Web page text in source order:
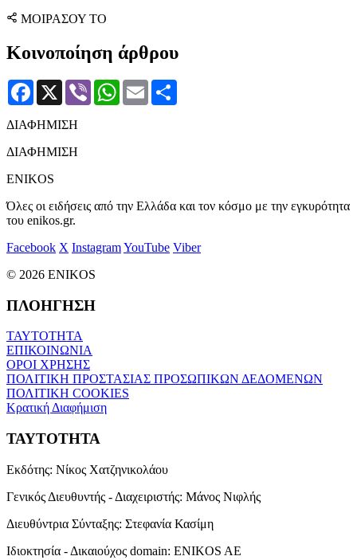
ΜΟΙΡΑΣΟΥ ΤΟ
Κοινοποίηση άρθρου
Facebook
X Viber WhatsApp
Email
ΔΙΑΦΗΜΙΣΗ
ΔΙΑΦΗΜΙΣΗ
ENIKOS
Όλες οι ειδήσεις από την Ελλάδα και τον κόσμο με την εγκυρότητα
του enikos.gr.
Facebook X InstagramYouTube Viber
© 2026 ENIKOS
ΠΛΟΗΓΗΣΗ
ΤΑΥΤΟΤΗΤΑ
ΕΠΙΚΟΙΝΩΝΙΑ
ΟΡΟΙ ΧΡΗΣΗΣ
ΠΟΛΙΤΙΚΗ ΠΡΟΣΤΑΣΙΑΣ ΠΡΟΣΩΠΙΚΩΝ ΔΕΔΟΜΕΝΩΝ
ΠΟΛΙΤΙΚΗ COOKIES
Κρατική Διαφήμιση
ΤΑΥΤΟΤΗΤΑ
Εκδότης: Νίκος Χατζηνικολάου
Γενικός Διευθυντής - Διαχειριστής: Μάνος Νιφλής
Διευθύντρια Σύνταξης: Στεφανία Κασίμη
Ιδιοκτησία - Δικαιούχος domain: ENIKOS AE